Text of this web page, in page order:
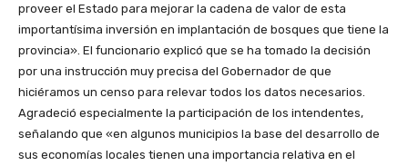
proveer el Estado para mejorar la cadena de valor de esta
importantísima inversión en implantación de bosques que tiene la
provincia». El funcionario explicó que se ha tomado la decisión
por una instrucción muy precisa del Gobernador de que
hiciéramos un censo para relevar todos los datos necesarios.
Agradeció especialmente la participación de los intendentes,
señalando que «en algunos municipios la base del desarrollo de
sus economías locales tienen una importancia relativa en el